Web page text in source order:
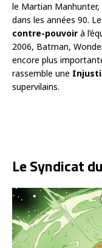
le Martian
dans les années 90.
contre-pouvoir à
2006, Batman,
encore plus
rassemble une
supervilains.
Le Syndicat